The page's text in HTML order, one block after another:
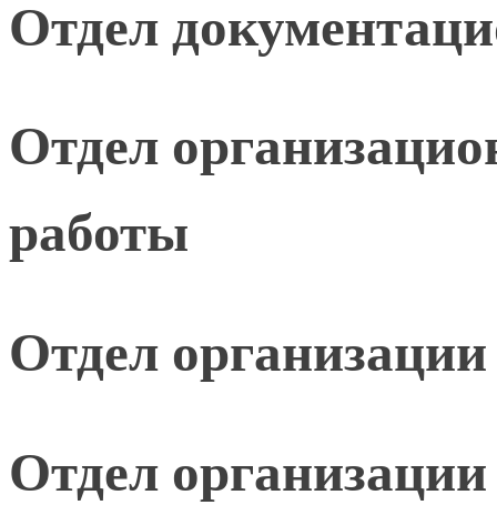
Отдел
Отдел
работы
Отдел
Отдел